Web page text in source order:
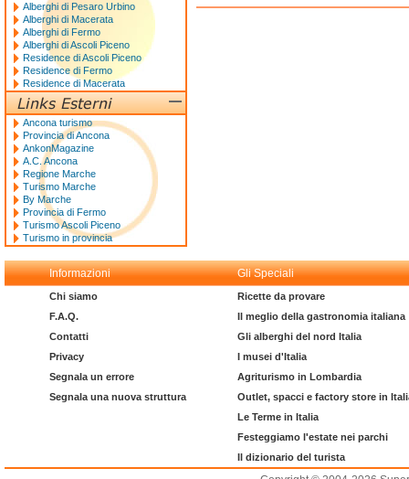
Alberghi di Pesaro Urbino
Alberghi di Macerata
Alberghi di Fermo
Alberghi di Ascoli Piceno
Residence di Ascoli Piceno
Residence di Fermo
Residence di Macerata
Ancona turismo
Provincia di Ancona
AnkonMagazine
A.C. Ancona
Regione Marche
Turismo Marche
By Marche
Provincia di Fermo
Turismo Ascoli Piceno
Turismo in provincia
Informazioni Gli Speciali
Chi siamo
F.A.Q.
Contatti
Privacy
Segnala un errore
Segnala una nuova struttura
Ricette da provare
Il meglio della gastronomia italiana
Gli alberghi del nord Italia
I musei d'Italia
Agriturismo in Lombardia
Outlet, spacci e factory store in
Le Terme in Italia
Festeggiamo l'estate nei parchi
Il dizionario del turista